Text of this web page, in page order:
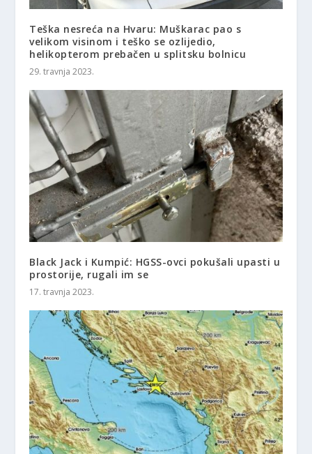
Teška nesreća na Hvaru: Muškarac pao s
velikom visinom i teško se ozlijedio,
helikopterom prebačen u splitsku bolnicu
29. travnja 2023.
Black Jack i Kumpić: HGSS-ovci pokušali upasti u
prostorije, rugali im se
17. travnja 2023.